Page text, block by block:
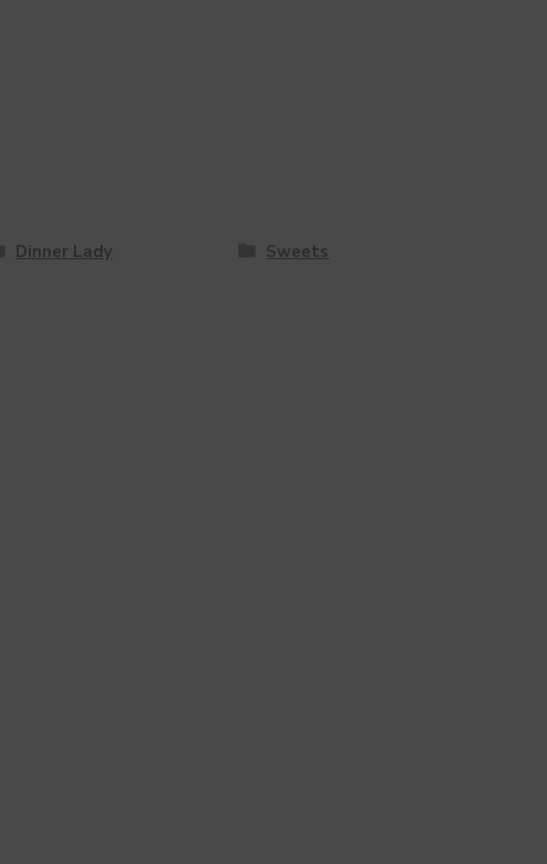
Dinner Lady Sweets